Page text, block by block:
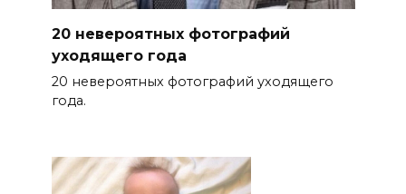
20 невероятных фотографий
уходящего года
20 невероятных фотографий уходящего
года.